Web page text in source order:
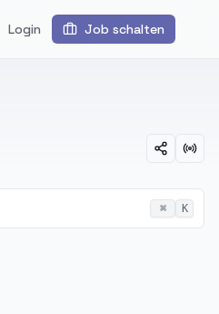
Login Job schalten
⌘ K